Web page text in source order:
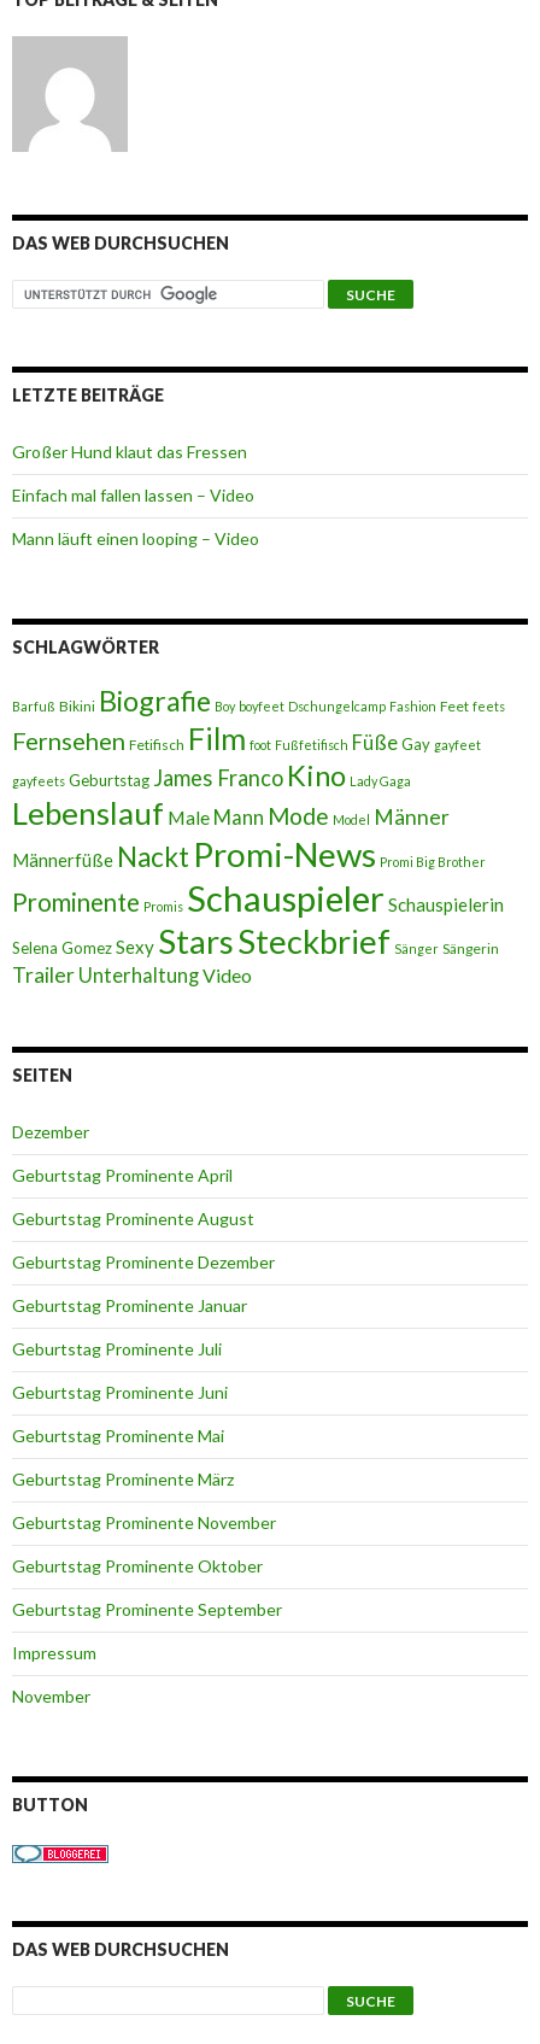
DAS WEB DURCHSUCHEN
LETZTE BEITRÄGE
Großer Hund klaut das Fressen
Einfach mal fallen lassen – Video
Mann läuft einen looping – Video
SCHLAGWÖRTER
Barfuß Bikini Biografie Boy boyfeet Dschungelcamp Fashion Feet feets
Fernsehen Fetifisch Film foot Fußfetifisch FüßeGay gayfeet
gayfeets Geburtstag James Franco Kino Lady Gaga
Lebenslauf Male Mann Mode Model Männer
Männerfüße Nackt Promi-News Promi Big Brother
Prominente Promis Schauspieler Schauspielerin
Selena GomezSexy StarsSteckbrief Sänger Sängerin
Trailer UnterhaltungVideo
SEITEN
Dezember
Geburtstag Prominente April
Geburtstag Prominente August
Geburtstag Prominente Dezember
Geburtstag Prominente Januar
Geburtstag Prominente Juli
Geburtstag Prominente Juni
Geburtstag Prominente Mai
Geburtstag Prominente März
Geburtstag Prominente November
Geburtstag Prominente Oktober
Geburtstag Prominente September
Impressum
November
BUTTON
DAS WEB DURCHSUCHEN